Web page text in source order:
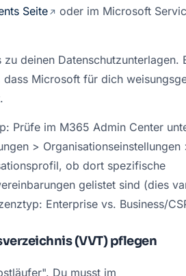
Seite
oder im Microsoft
zu deinen Datenschutzunterlagen.
dass Microsoft für dich
Prüfe im M365 Admin Center
> Organisationseinstellungen
ob dort spezifische
gelistet sind (dies
Enterprise vs. Business/
(VVT) pflegen
Du musst im